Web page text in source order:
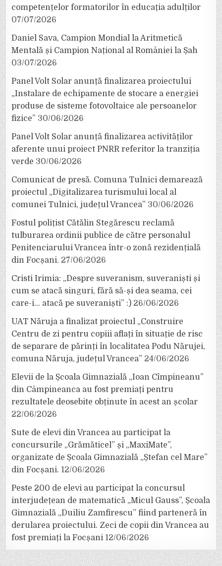
competențelor formatorilor în educația adulților
07/07/2026
Daniel Sava, Campion Mondial la Aritmetică
Mentală și Campion Național al României la Șah
03/07/2026
Panel Volt Solar anunță finalizarea proiectului
„Instalare de echipamente de stocare a energiei
produse de sisteme fotovoltaice ale persoanelor
fizice” 30/06/2026
Panel Volt Solar anunță finalizarea activităților
aferente unui proiect PNRR referitor la tranziția
verde 30/06/2026
Comunicat de presă. Comuna Tulnici demarează
proiectul „Digitalizarea turismului local al
comunei Tulnici, județul Vrancea” 30/06/2026
Fostul polițist Cătălin Stegărescu reclamă
tulburarea ordinii publice de către personalul
Penitenciarului Vrancea într-o zonă rezidențială
din Focșani. 27/06/2026
Cristi Irimia: „Despre suveranism, suveraniști și
cum se atacă singuri, fără să-și dea seama, cei
care-i… atacă pe suveraniști” :) 26/06/2026
UAT Năruja a finalizat proiectul „Construire
Centru de zi pentru copiii aflați în situație de risc
de separare de părinți în localitatea Podu Nărujei,
comuna Năruja, județul Vrancea” 24/06/2026
Elevii de la Școala Gimnazială „Ioan Cîmpineanu”
din Câmpineanca au fost premiați pentru
rezultatele deosebite obținute în acest an școlar
22/06/2026
Sute de elevi din Vrancea au participat la
concursurile „Grămăticel” și „MaxiMate”,
organizate de Școala Gimnazială „Ștefan cel Mare”
din Focșani. 12/06/2026
Peste 200 de elevi au participat la concursul
interjudețean de matematică „Micul Gauss”, Școala
Gimnazială „Duiliu Zamfirescu” fiind parteneră în
derularea proiectului. Zeci de copii din Vrancea au
fost premiați la Focșani 12/06/2026